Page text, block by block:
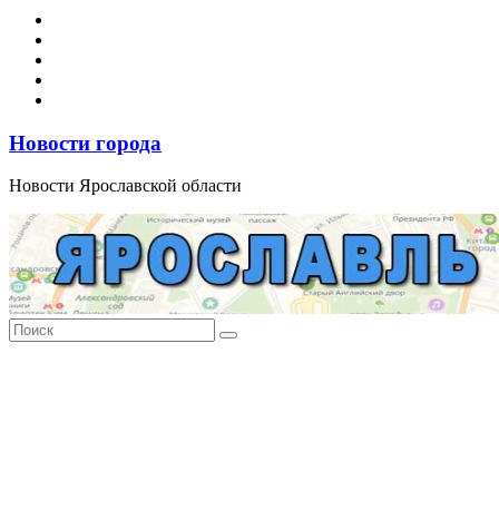
Новости города
Новости Ярославской области